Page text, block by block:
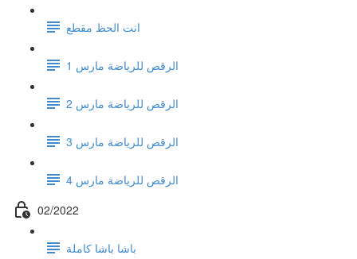
انت الحظ مقطع
الرقص للرياضة مارس 1
الرقص للرياضة مارس 2
الرقص للرياضة مارس 3
الرقص للرياضة مارس 4
02/2022
باشا باشا كاملة